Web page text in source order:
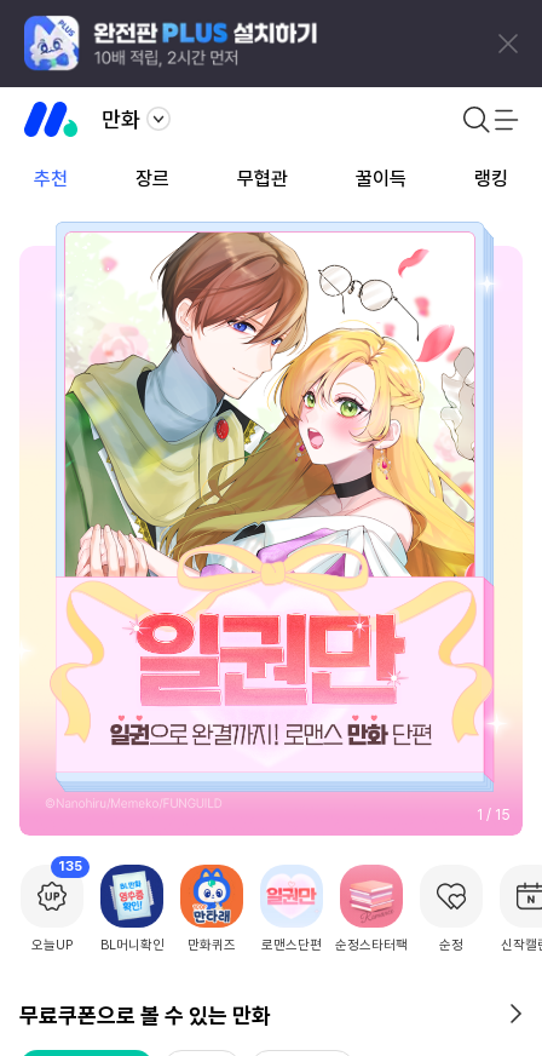
만화
추천 장르 무협관 꿀이득 랭킹
2 / 15
135
오늘UP BL머니확인 만화퀴즈 로맨스단편 순정스타터팩 순정 신작캘
무료쿠폰으로 볼 수 있는 만화